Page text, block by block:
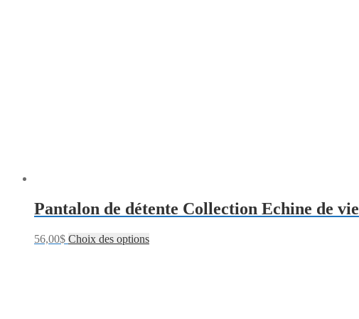
Pantalon de détente Collection Echine de vie
56,00$ Choix des options